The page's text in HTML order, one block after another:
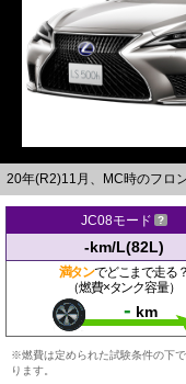
20年(R2)11月、MC時のフロ
JC08モード
-km/L(82L)
満タンでどこまで走る？
（燃費×タンク容量）
- km
※燃費は定められた試験条件の下
ります。